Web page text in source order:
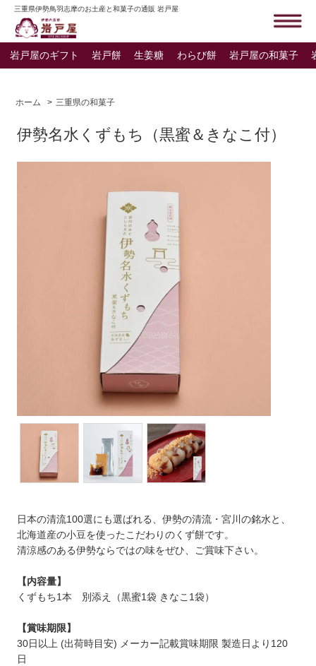
三重県伊勢鳥羽志摩のお土産と和菓子の通販 岩戸屋
岩戸屋のギフト 岩戸餅 生姜糖 わらび餅 岩戸屋の和菓子
ホーム > 三重県の和菓子
伊勢名水くずもち（黒蜜＆きなこ付）
日本の清流100選にも選ばれる、伊勢の清流・宮川の銘水と、
北海道産の小豆を使ったこだわりのくず餅です。
清涼感のある伊勢ならではの味をぜひ、ご賞味下さい。
【内容量】
くずもち1本 別添え（黒蜜1袋 きなこ1袋）
【賞味期限】
30日以上 (出荷時目安) メーカー記載賞味期限 製造日より120
日